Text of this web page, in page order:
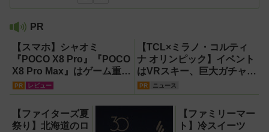
PR
【スマホ】シャオミ
『POCO X8 Pro』『POCO
X8 Pro Max』はゲーム重視
ならコスパ最強クラス！
PR レビュー
【TCL×ミラノ・コルティ
ナ オリンピック】イベント
はVRスキー、巨大ガチャな
どのイマーシブ体験が目白
PR ニュース
【ファイターズ夏
祭り】北海道のロ
【ファミリーマー
ト】冷スイーツ